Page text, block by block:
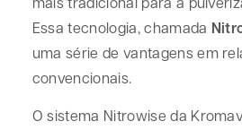
Essa tecnologia, chamada
uma série de vantagens em
convencionais.
O sistema Nitrowise da